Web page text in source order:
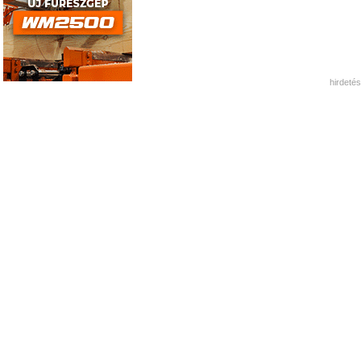
hirdetés